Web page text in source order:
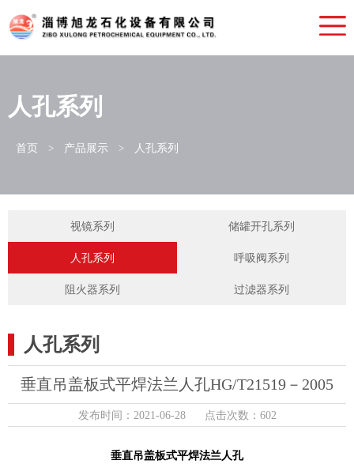
网站首页
产品展示
发货查询
人孔系列
首页 > 产品展示 > 人孔系列
视镜系列 储罐开孔系列
人孔系列 呼吸阀系列
阻火器系列 过滤器系列
人孔系列
垂直吊盖板式平焊法兰人孔HG/T21519－2005
发布时间：2021-06-28 点击次数： 602
垂直吊盖板式平焊法兰人孔